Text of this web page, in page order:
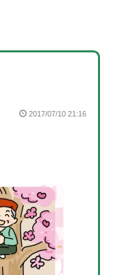
2017/07/10 21:16